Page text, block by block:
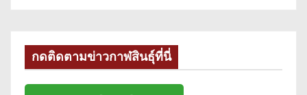
กดติดตามข่าวกาฬสินธุ์ที่นี่